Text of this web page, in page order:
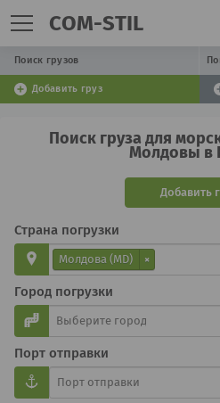
COM-STIL
Поиск грузов
Добавить груз
Поиск груза для
Молдовы в
Добавить
Страна погрузки
Молдова (MD) ×
Город погрузки
Порт отправки